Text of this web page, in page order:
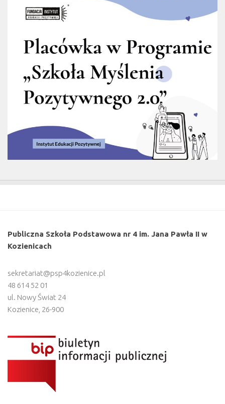
Publiczna Szkoła Podstawowa nr 4 im. Jana Pawła II w
Kozienicach
sekretariat@psp4kozienice.pl
48 614 52 01
ul. Nowy Świat 24
Kozienice 26-900